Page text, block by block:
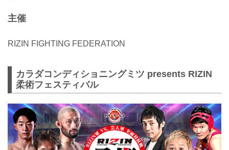
主催
RIZIN FIGHTING FEDERATION
カラダコンディショニングミツ presents RIZIN
柔術フェスティバル